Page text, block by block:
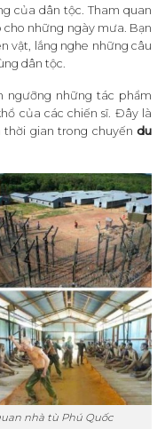
của dân tộc. Tham quan
cho những ngày mưa. Bạn
vật, lắng nghe những câu
dân tộc.
ngưỡng những tác phẩm
của các chiến sĩ. Đây là
thời gian trong chuyến du
nhà tù Phú Quốc